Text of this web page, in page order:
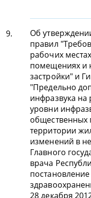
9.
Об
правил
рабочих
помещениях и
застройки" и
"Предельно
инфразвука на
уровни
территории
изменений в
Главного
врача
28 декабря